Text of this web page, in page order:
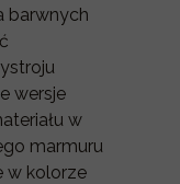
barwnych
wersje
w
marmuru
w kolorze